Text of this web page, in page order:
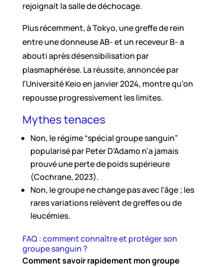
rejoignait la salle de déchocage.
Plus récemment, à Tokyo, une greffe de rein
entre une donneuse AB- et un receveur B- a
abouti après désensibilisation par
plasmaphérèse. La réussite, annoncée par
l’Université Keio en janvier 2024, montre qu’on
repousse progressivement les limites.
Mythes tenaces
Non, le régime “spécial groupe sanguin”
popularisé par Peter D’Adamo n’a jamais
prouvé une perte de poids supérieure
(Cochrane, 2023).
Non, le groupe ne change pas avec l’âge ; les
rares variations relèvent de greffes ou de
leucémies.
FAQ : comment connaître et protéger son
groupe sanguin ?
Comment savoir rapidement mon groupe